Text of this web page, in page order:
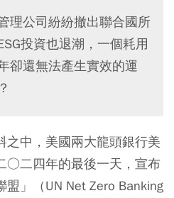
理公司紛紛撤出聯合國所
投資也退潮，一個耗用
卻還無法產生實效的運
之中，美國兩大龍頭銀行美
○二四年的最後一天，宣布
」（UN Net Zero Banking